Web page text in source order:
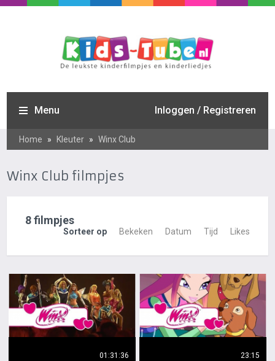
Menu Inloggen / Registreren
Home » Kleuter » Winx Club
Winx Club filmpjes
8 filmpjes
Sorteer op Bekeken Datum Tijd Likes
01:31:36 23:15